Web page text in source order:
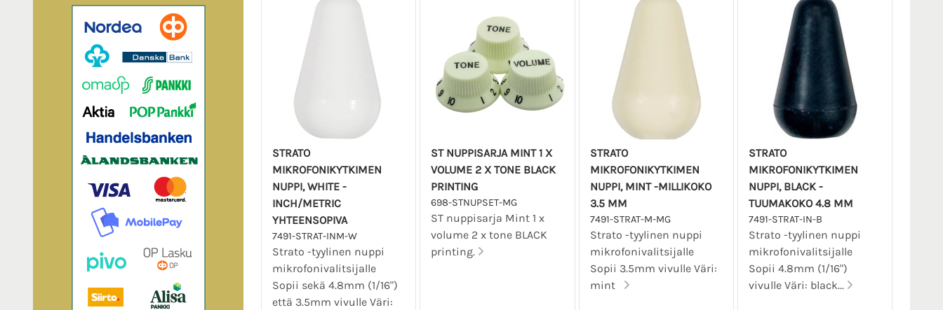
STRATO
MIKROFONIKYTKIMEN
NUPPI, WHITE -
INCH/METRIC
YHTEENSOPIVA
7491-STRAT-INM-W
Strato -tyylinen nuppi
mikrofonivalitsijalle
Sopii sekä 4.8mm (1/16")
että 3.5mm vivulle Väri:
ST NUPPISARJA MINT 1 X
VOLUME 2 X TONE BLACK
PRINTING
698-STNUPSET-MG
ST nuppisarja Mint 1 x
volume 2 x tone BLACK
printing.
STRATO
MIKROFONIKYTKIMEN
NUPPI, MINT -MILLIKOKO
3.5 MM
7491-STRAT-M-MG
Strato -tyylinen nuppi
mikrofonivalitsijalle
Sopii 3.5mm vivulle Väri:
mint
STRATO
MIKROFONIKYTKIMEN
NUPPI, BLACK -
TUUMAKOKO 4.8 MM
7491-STRAT-IN-B
Strato -tyylinen nuppi
mikrofonivalitsijalle
Sopii 4.8mm (1/16")
vivulle Väri: black...